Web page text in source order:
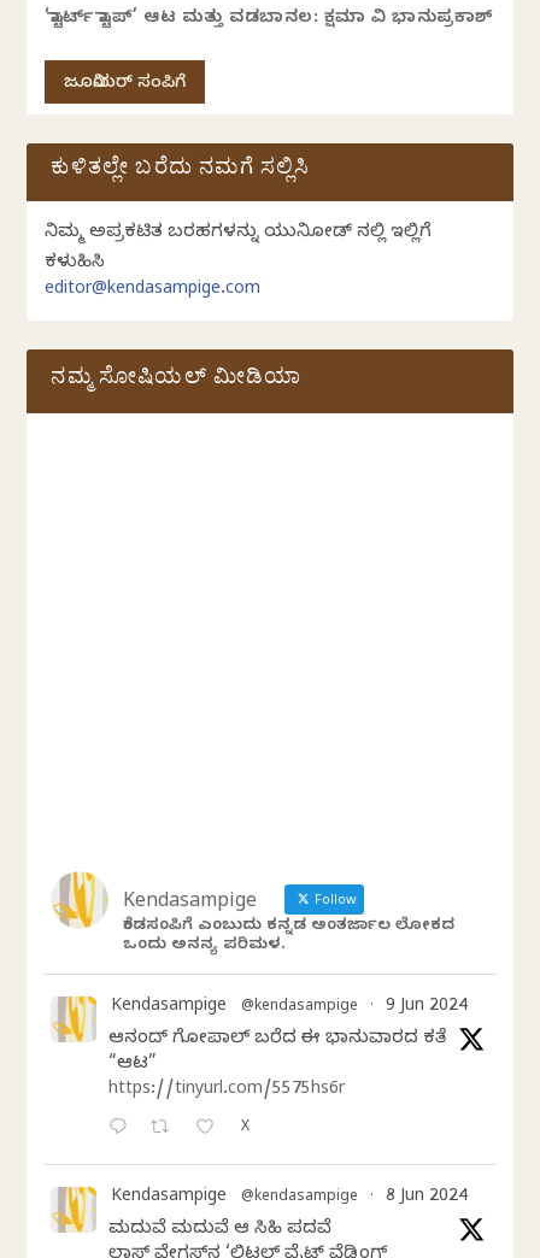
‘ಸ್ಟಾರ್ಟ್ ಸ್ಟಾಪ್’ ಆಟ ಮತ್ತು ವಡಬಾನಲ: ಕ್ಷಮಾ ವಿ ಭಾನುಪ್ರಕಾಶ್
ಜೂನಿಯರ್ ಸಂಪಿಗೆ
ಕುಳಿತಲ್ಲೇ ಬರೆದು ನಮಗೆ ಸಲ್ಲಿಸಿ
ನಿಮ್ಮ ಅಪ್ರಕಟಿತ ಬರಹಗಳನ್ನು ಯುನಿಕೋಡ್ ನಲ್ಲಿ ಇಲ್ಲಿಗೆ
ಕಳುಹಿಸಿ
editor@kendasampige.com
ನಮ್ಮ ಸೋಷಿಯಲ್‌ ಮೀಡಿಯಾ
Kendasampige Follow
ಕೆಂಡಸಂಪಿಗೆ ಎಂಬುದು ಕನ್ನಡ ಅಂತರ್ಜಾಲ ಲೋಕದ
ಒಂದು ಅನನ್ಯ ಪರಿಮಳ.
Kendasampige @kendasampige · 9 Jun 2024
ಆನಂದ್‌ ಗೋಪಾಲ್‌ ಬರೆದ ಈ ಭಾನುವಾರದ ಕತೆ
“ಆಟ”
https://tinyurl.com/5575hs6r
X
Kendasampige @kendasampige · 8 Jun 2024
ಮದುವೆ ಮದುವೆ ಆ ಸಿಹಿ ಪದವೆ